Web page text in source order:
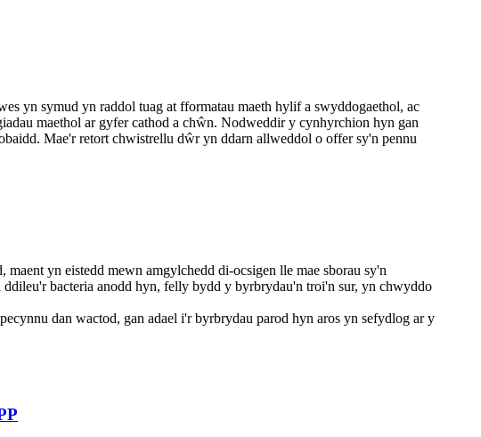
yn symud yn raddol tuag at fformatau maeth hylif a swyddogaethol, ac
maethol ar gyfer cathod a chŵn. Nodweddir y cynhyrchion hyn gan
Mae'r retort chwistrellu dŵr yn ddarn allweddol o offer sy'n pennu
yn eistedd mewn amgylchedd di-ocsigen lle mae sborau sy'n
bacteria anodd hyn, felly bydd y byrbrydau'n troi'n sur, yn chwyddo
dan wactod, gan adael i'r byrbrydau parod hyn aros yn sefydlog ar y